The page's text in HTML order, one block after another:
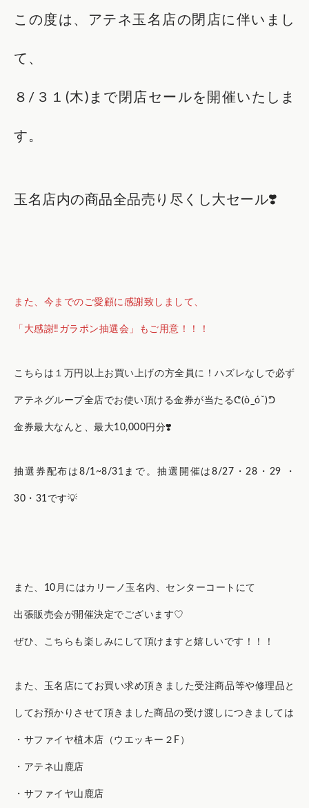
この度は、アテネ玉名店の閉店に伴いまし
て、
８/３１(木)まで閉店セールを開催いたしま
す。
玉名店内の商品全品売り尽くし大セール❣️
また、今までのご愛顧に感謝致しまして、
「大感謝‼️ガラポン抽選会」もご用意！！！
こちらは１万円以上お買い上げの方全員に！ハズレなしで必ず
アテネグループ全店でお使い頂ける金券が当たるᕦ(ò_óˇ)ᕤ
金券最大なんと、最大10,000円分❣️
抽選券配布は8/1~8/31まで。抽選開催は8/27・28・29 ・
30・31です💡
また、10月にはカリーノ玉名内、センターコートにて
出張販売会が開催決定でございます♡
ぜひ、こちらも楽しみにして頂けますと嬉しいです！！！
また、玉名店にてお買い求め頂きました受注商品等や修理品と
してお預かりさせて頂きました商品の受け渡しにつきましては
・サファイヤ植木店（ウエッキー２F）
・アテネ山鹿店
・サファイヤ山鹿店